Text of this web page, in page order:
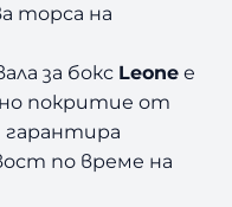
торса на
за бокс Leone е
покритие от
гарантира
по време на